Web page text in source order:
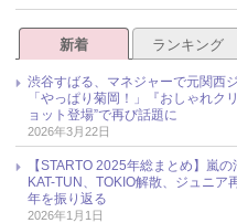
新着 ランキング
渋谷すばる、マネジャーで元関西
「やっぱり菊岡！」『おしゃれク
ョット登場”で再び話題に
2026年3月22日
【STARTO 2025年総まとめ】嵐
KAT-TUN、TOKIO解散、ジュニ
年を振り返る
2026年1月1日